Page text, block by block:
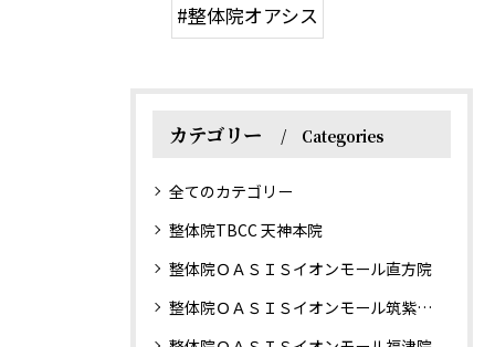
#整体院オアシス
カテゴリー Categories
全てのカテゴリー
整体院TBCC 天神本院
整体院ＯＡＳＩＳイオンモール直方院
整体院ＯＡＳＩＳイオンモール筑紫野院